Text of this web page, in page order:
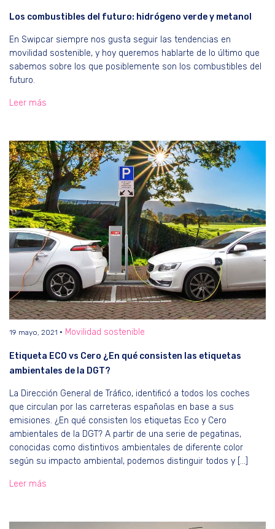
Los combustibles del futuro: hidrógeno verde y metanol
En Swipcar siempre nos gusta seguir las tendencias en
movilidad sostenible, y hoy queremos hablarte de lo último que
sabemos sobre los que posiblemente son los combustibles del
futuro.
Leer más
19 mayo, 2021 Movilidad sostenible
Etiqueta ECO vs Cero ¿En qué consisten las etiquetas
ambientales de la DGT?
La Dirección General de Tráfico, identificó a todos los coches
que circulan por las carreteras españolas en base a sus
emisiones. ¿En qué consisten los etiquetas Eco y Cero
ambientales de la DGT? A partir de una serie de pegatinas,
conocidas como distintivos ambientales de diferente color
según su impacto ambiental, podemos distinguir todos y […]
Leer más